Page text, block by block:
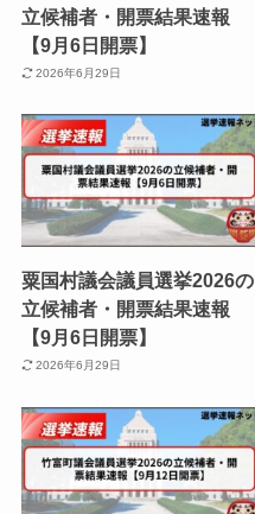
立候補者・開票結果速報
【9月6日開票】
2026年6月29日
粟国村議会議員選挙2026の
立候補者・開票結果速報
【9月6日開票】
2026年6月29日